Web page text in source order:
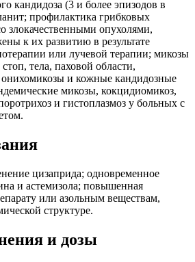
кандидоза (3 и более эпизодов в
профилактика грибковых
злокачественными опухолями,
к их развитию в результате
или лучевой терапии; микозы
тела, паховой области,
и кожные кандидозные
микозы, кокцидиомикоз,
и гистоплазмоз у больных с
цизаприда; одновременное
и астемизола; повышенная
или азольным веществам,
структуре.
и дозы